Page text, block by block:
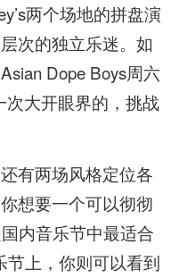
两个场地的拼盘演
次的独立乐迷。如
Dope Boys周六
次大开眼界的，挑战
有两场风格定位各
想要一个可以彻彻
内音乐节中最适合
节上，你则可以看到